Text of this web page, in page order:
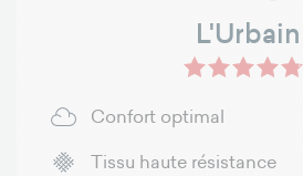
L'Urbain
Confort optimal
Tissu haute résistance